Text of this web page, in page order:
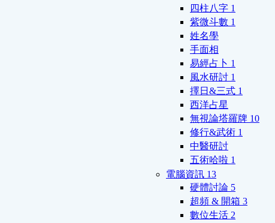
四柱八字 1
紫微斗數 1
姓名學
手面相
易經占卜 1
風水研討 1
擇日&三式 1
西洋占星
無視論塔羅牌 10
修行&武術 1
中醫研討
五術哈啦 1
電腦資訊 13
硬體討論 5
超頻 & 開箱 3
數位生活 2